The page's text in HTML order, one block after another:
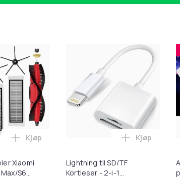
Nonaerosol Balances Scalp & Controls
Xiaomi
S6
Legg Tilbehør 8 deler Xiaomi Roborock
Kjøp
Lightning til SD/TF
Kortleser - 2-i-1
Legg
Kjøp